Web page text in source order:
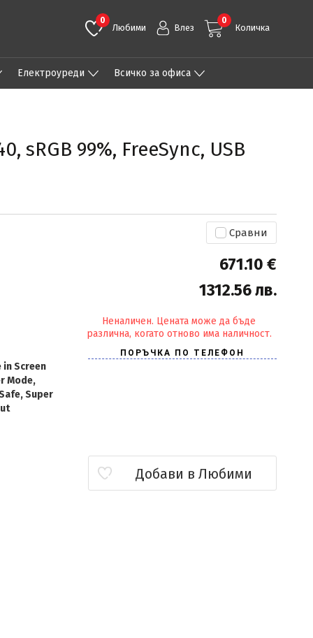
0
Любими Влез
0
Количка
Eлектроуреди Всичко за офиса
sRGB 99%, FreeSync, USB
in Screen
Mode,
Super
Сравни
671.10 €
1312.56 лв.
Неналичен. Цената може да бъде
различна, когато отново има наличност.
Добави в Любими